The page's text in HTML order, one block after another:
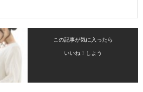
この記事が気に入ったら
いいね！しよう